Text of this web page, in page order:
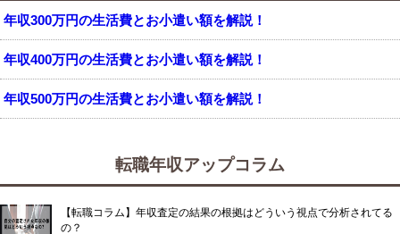
年収300万円の生活費とお小遣い額を解説！
年収400万円の生活費とお小遣い額を解説！
年収500万円の生活費とお小遣い額を解説！
転職年収アップコラム
【転職コラム】年収査定の結果の根拠はどういう視点で分析されてる
の？